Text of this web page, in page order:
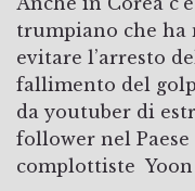
trumpiano che ha
evitare l’arresto
fallimento del
da youtuber di
follower nel
complottiste